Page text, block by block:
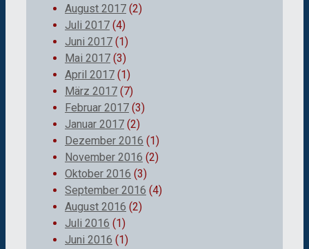
August 2017 (2)
Juli 2017 (4)
Juni 2017 (1)
Mai 2017 (3)
April 2017 (1)
März 2017 (7)
Februar 2017 (3)
Januar 2017 (2)
Dezember 2016 (1)
November 2016 (2)
Oktober 2016 (3)
September 2016 (4)
August 2016 (2)
Juli 2016 (1)
Juni 2016 (1)